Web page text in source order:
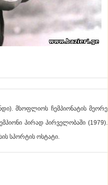
მსოფლიოს ჩემპიონატის მეორე
პირად პირველობაში (1979).
სპორტის ოსტატი.